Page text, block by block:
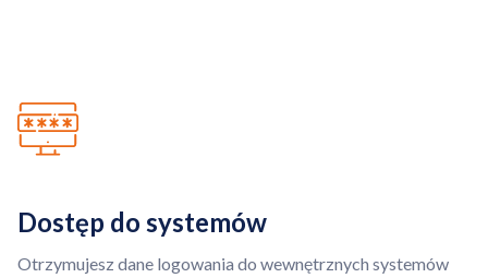
Dostęp do systemów
Otrzymujesz dane logowania do wewnętrznych systemów